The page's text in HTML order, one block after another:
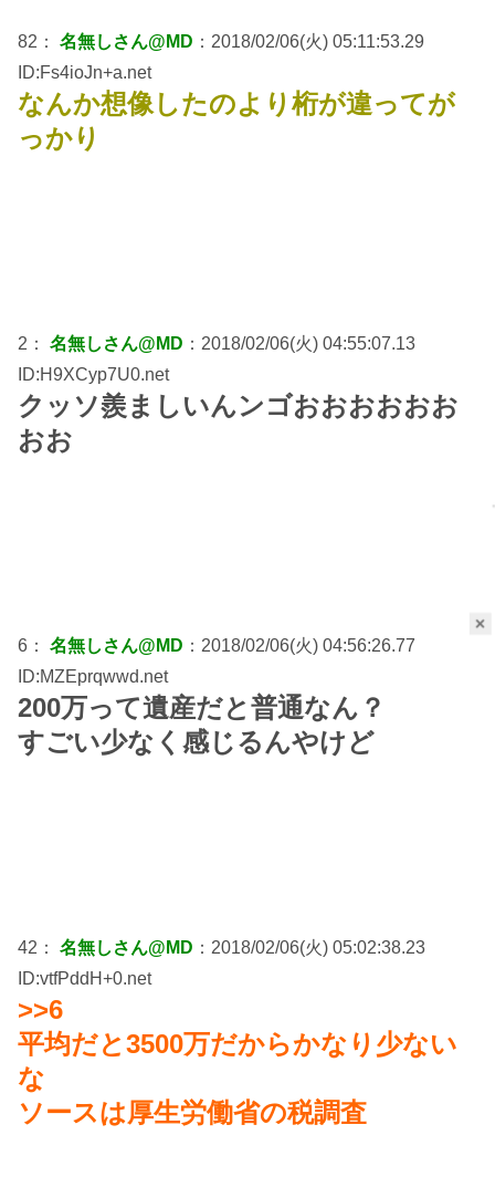
×
82： 名無しさん@MD ：2018/02/06(火) 05:11:53.29
ID:Fs4ioJn+a.net
なんか想像したのより桁が違ってが
っかり
2： 名無しさん@MD ：2018/02/06(火) 04:55:07.13
ID:H9XCyp7U0.net
クッソ羨ましいんンゴおおおおおお
おお
6： 名無しさん@MD ：2018/02/06(火) 04:56:26.77
ID:MZEprqwwd.net
200万って遺産だと普通なん？
すごい少なく感じるんやけど
42： 名無しさん@MD ：2018/02/06(火) 05:02:38.23
ID:vtfPddH+0.net
>>6
平均だと3500万だからかなり少ない
な
ソースは厚生労働省の税調査